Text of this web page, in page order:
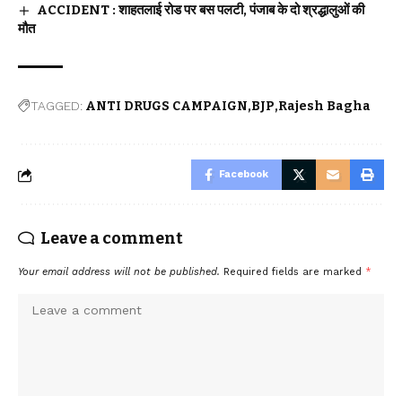
ACCIDENT : शाहतलाई रोड पर बस पलटी, पंजाब के दो श्रद्धालुओं की
मौत
TAGGED: ANTI DRUGS CAMPAIGN BJP Rajesh Bagha
Facebook
Leave a comment
Your email address will not be published. Required fields are marked *